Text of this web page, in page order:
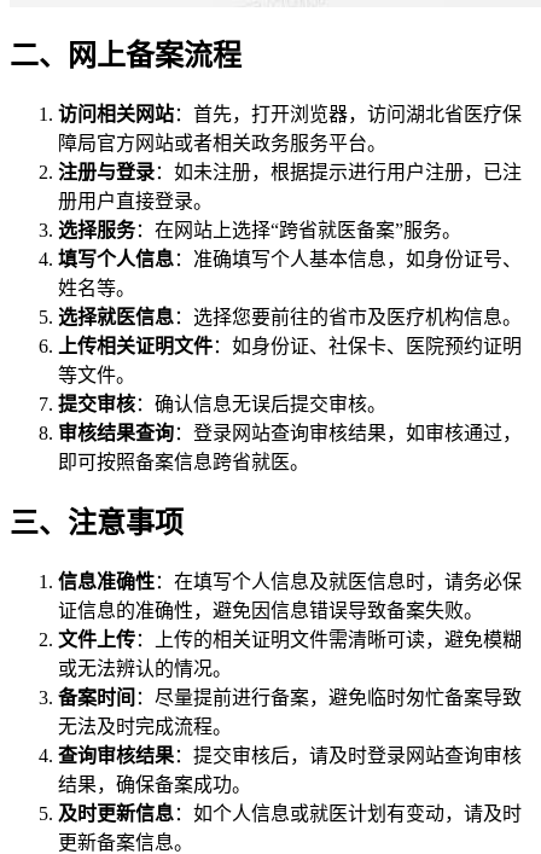
二、网上备案流程
访问相关网站：首先，打开浏览器，访问湖北省医疗保
障局官方网站或者相关政务服务平台。
注册与登录：如未注册，根据提示进行用户注册，已注
册用户直接登录。
选择服务：在网站上选择“跨省就医备案”服务。
填写个人信息：准确填写个人基本信息，如身份证号、
姓名等。
选择就医信息：选择您要前往的省市及医疗机构信息。
上传相关证明文件：如身份证、社保卡、医院预约证明
等文件。
提交审核：确认信息无误后提交审核。
审核结果查询：登录网站查询审核结果，如审核通过，
即可按照备案信息跨省就医。
三、注意事项
信息准确性：在填写个人信息及就医信息时，请务必保
证信息的准确性，避免因信息错误导致备案失败。
文件上传：上传的相关证明文件需清晰可读，避免模糊
或无法辨认的情况。
备案时间 ：尽量提前进行备案，避免临时匆忙备案导致
无法及时完成流程。
查询审核结果：提交审核后，请及时登录网站查询审核
结果，确保备案成功。
及时更新信息：如个人信息或就医计划有变动，请及时
更新备案信息。